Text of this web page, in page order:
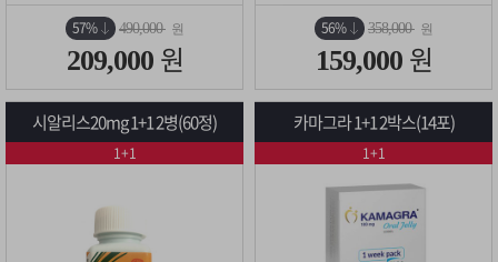
57% 490,000 원
209,000 원
56% 358,000 원
159,000 원
시알리스20mg 1+1 2병(60정)
1+1
카마그라 1+1 2박스(14포)
1+1